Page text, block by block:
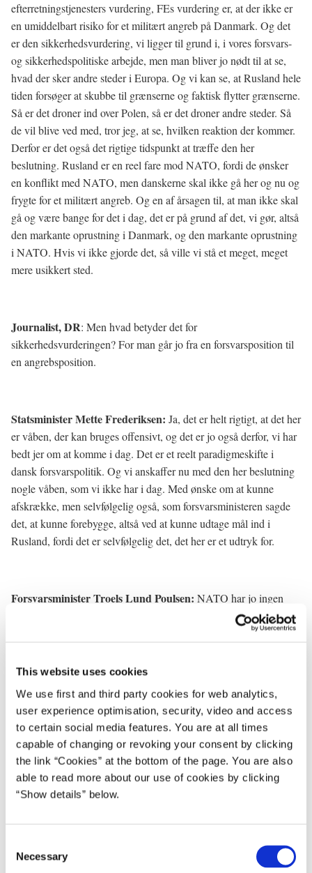
This website uses cookies
We use first and third party cookies for web analytics,
user experience optimisation, security, video and access
to certain social media features. You are at all times
capable of changing or revoking your consent by clicking
the link “Cookies” at the bottom of the page. You are also
able to read more about our use of cookies by clicking
“Show details” below.
Necessary
efterretningstjenesters vurdering, FEs vurdering er, at der ikke er
en umiddelbart risiko for et militært angreb på Danmark. Og det
er den sikkerhedsvurdering, vi ligger til grund i, i vores forsvars-
og sikkerhedspolitiske arbejde, men man bliver jo nødt til at se,
hvad der sker andre steder i Europa. Og vi kan se, at Rusland hele
tiden forsøger at skubbe til grænserne og faktisk flytter grænserne.
Så er det droner ind over Polen, så er det droner andre steder. Så
de vil blive ved med, tror jeg, at se, hvilken reaktion der kommer.
Derfor er det også det rigtige tidspunkt at træffe den her
beslutning. Rusland er en reel fare mod NATO, fordi de ønsker
en konflikt med NATO, men danskerne skal ikke gå her og nu og
frygte for et militært angreb. Og en af årsagen til, at man ikke skal
gå og være bange for det i dag, det er på grund af det, vi gør, altså
den markante oprustning i Danmark, og den markante oprustning
i NATO. Hvis vi ikke gjorde det, så ville vi stå et meget, meget
mere usikkert sted.
Journalist, DR: Men hvad betyder det for
sikkerhedsvurderingen? For man går jo fra en forsvarsposition til
en angrebsposition.
Statsminister Mette Frederiksen: Ja, det er helt rigtigt, at det her
er våben, der kan bruges offensivt, og det er jo også derfor, vi har
bedt jer om at komme i dag. Det er et reelt paradigmeskifte i
dansk forsvarspolitik. Og vi anskaffer nu med den her beslutning
nogle våben, som vi ikke har i dag. Med ønske om at kunne
afskrække, men selvfølgelig også, som forsvarsministeren sagde
det, at kunne forebygge, altså ved at kunne udtage mål ind i
Rusland, fordi det er selvfølgelig det, det her er et udtryk for.
Forsvarsminister Troels Lund Poulsen: NATO har jo ingen
som helst ambition om at indlede et angreb mod Rusland, men det
er fuldstændig afgørende, og det er det, der står tilbage efter
afskrækkelse, så bliver vi nødt til at investere mere i
i forhold til de kapaciteter, vi har, og derfor bliver vi nødt til hver
især at gøre mere, og det er netop også som udtryk for det, at vi
har truffet den her beslutning. Så i bund og grund er det her jo
også et signal til danskerne om, at vi tager vare på deres
sikkerhed, fordi det at være i stand til at have en stærk
afskrækkelse, skal jo også være med til at gøre, at der ikke er
Statsminister Mette Frederiksen: